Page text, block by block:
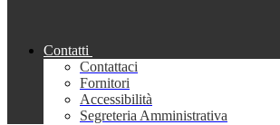
Contatti
Contattaci
Fornitori
Accessibilità
Segreteria Amministrativa